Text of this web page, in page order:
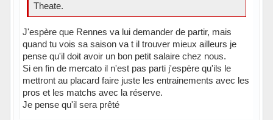
Theate.
J'espère que Rennes va lui demander de partir, mais
quand tu vois sa saison va t il trouver mieux ailleurs je
pense qu'il doit avoir un bon petit salaire chez nous.
Si en fin de mercato il n'est pas parti j'espère qu'ils le
mettront au placard faire juste les entrainements avec les
pros et les matchs avec la réserve.
Je pense qu'il sera prêté